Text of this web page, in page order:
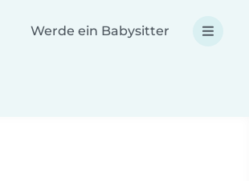
Werde ein Babysitter